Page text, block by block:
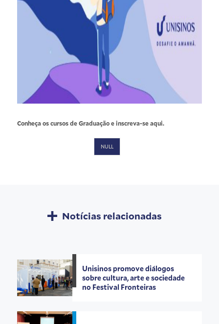
Conheça os cursos de Graduação e inscreva-seaqui.
NULL
Notícias relacionadas
Unisinos promove diálogos
sobre cultura, arte e sociedade
no Festival Fronteiras